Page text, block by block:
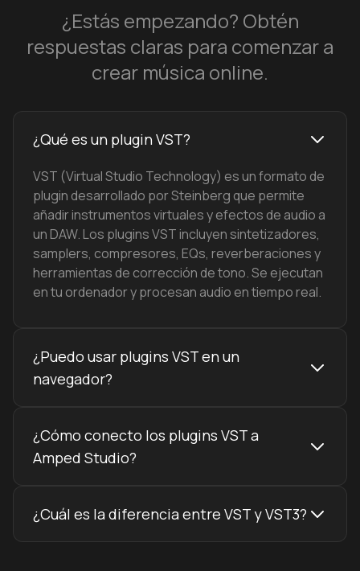
¿Estás empezando? Obtén
respuestas claras para comenzar a
crear música online.
¿Qué es un plugin VST?
VST (Virtual Studio Technology) es un formato de
plugin desarrollado por Steinberg que permite
añadir instrumentos virtuales y efectos de audio a
un DAW. Los plugins VST incluyen sintetizadores,
samplers, compresores, EQs, reverberaciones y
herramientas de corrección de tono. Se ejecutan
en tu ordenador y procesan audio en tiempo real.
¿Puedo usar plugins VST en un
navegador?
soporta plugins VST reales en el navegador. A
través de VST Remote — una app puente ligera —
real en Windows y macOS.
¿Cómo conecto los plugins VST a
Amped Studio?
Studio, descarga la app host complementaria
¿Cuál es la diferencia entre VST y VST3?